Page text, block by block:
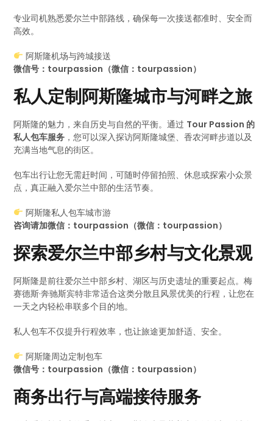
专业司机熟悉爱尔兰中部路线，确保每一次接送都准时、安全而
高效。
阿斯隆机场与跨城接送
微信号：tourpassion（微信：tourpassion）
私人定制阿斯隆城市与河畔之旅
阿斯隆的魅力，来自历史与自然的平衡。通过 Tour Passion 的
私人包车服务 ，您可以深入探访阿斯隆城堡、香农河畔步道以及
充满当地气息的街区。
包车出行让您无需赶时间，可随时停留拍照、休息或探索小众景
点，真正融入爱尔兰中部的生活节奏。
阿斯隆私人包车城市游
咨询请加微信：tourpassion（微信：tourpassion）
探索爱尔兰中部乡村与文化景观
阿斯隆是前往爱尔兰中部乡村、湖区与历史遗址的重要起点。梅
赛德斯·奔驰斯宾特非常适合这类分散且风景优美的行程，让您在
一天之内轻松串联多个目的地。
私人包车不仅提升行程效率，也让旅途更加舒适、安全。
阿斯隆周边定制包车
微信号：tourpassion（微信：tourpassion）
商务出行与高端接待服务